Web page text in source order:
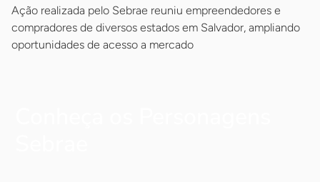
Ação realizada pelo Sebrae reuniu empreendedores e
compradores de diversos estados em Salvador, ampliando
oportunidades de acesso a mercado